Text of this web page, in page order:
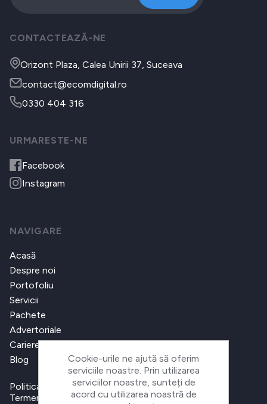
CONTACTEAZĂ-NE
Orizont Plaza, Calea Unirii 37, Suceava
contact@ecomdigital.ro
0330 404 316
URMARESTE-NE
Facebook
Instagram
NAVIGARE
Acasă
Despre noi
Portofoliu
Servicii
Pachete
Advertoriale
Cariere
Blog
Politica de confidențialitate
Termeni și condiții
Cookie-urile ne ajută să oferim
serviciile noastre. Prin utilizarea
serviciilor noastre, sunteți de
acord cu utilizarea noastră de